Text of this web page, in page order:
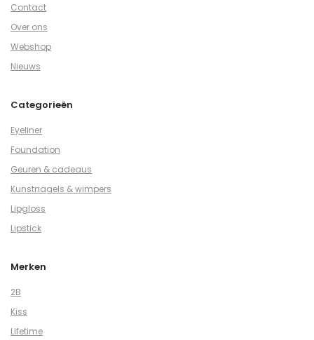
Contact
Over ons
Webshop
Nieuws
Categorieën
Eyeliner
Foundation
Geuren & cadeaus
Kunstnagels & wimpers
Lipgloss
Lipstick
Merken
2B
Kiss
Lifetime